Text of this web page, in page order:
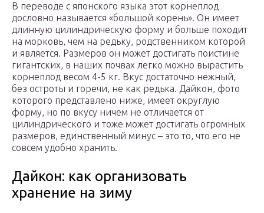
В переводе с японского языка этот корнеплод
дословно называется «большой корень». Он имеет
длинную цилиндрическую форму и больше походит
на морковь, чем на редьку, родственником которой
и является. Размеров он может достигать поистине
гигантских, в наших почвах легко можно вырастить
корнеплод весом 4-5 кг. Вкус достаточно нежный,
без остроты и горечи, не как редька. Дайкон, фото
которого представлено ниже, имеет округлую
форму, но по вкусу ничем не отличается от
цилиндрического и тоже может достигать огромных
размеров, единственный минус – это то, что его не
совсем удобно хранить.
Дайкон: как организовать
хранение на зиму